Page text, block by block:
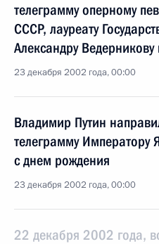
телеграмму оперному
СССР, лауреату
Александру
23 декабря 2002 года, 00:00
Владимир Путин
телеграмму Императору
с днем рождения
23 декабря 2002 года, 00:00
22 декабря 2002 года,